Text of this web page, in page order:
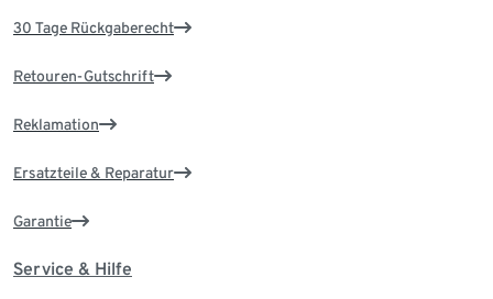
30 Tage Rückgaberecht
Retouren-Gutschrift
Reklamation
Ersatzteile & Reparatur
Garantie
Service & Hilfe